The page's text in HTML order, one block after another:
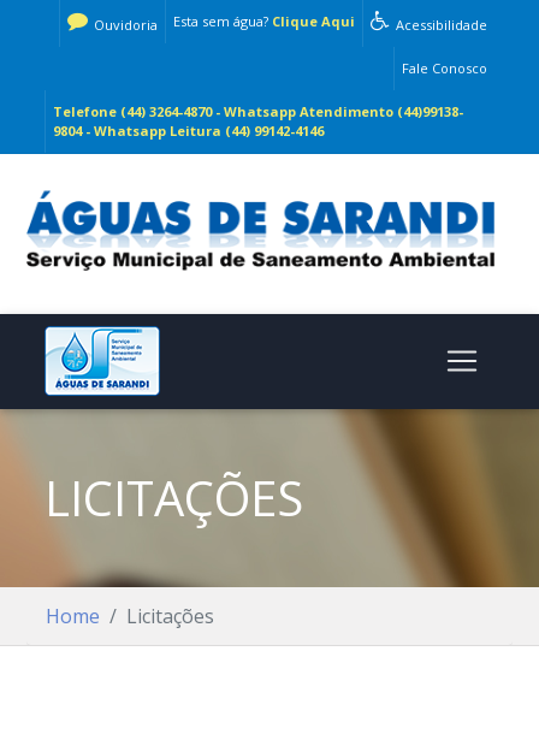
Acessibilidade
Esta sem água? Clique Aqui
Ouvidoria
Fale Conosco
Telefone (44) 3264-4870 - Whatsapp Atendimento (44)99138-
9804 - Whatsapp Leitura (44) 99142-4146
LICITAÇÕES
Home Licitações